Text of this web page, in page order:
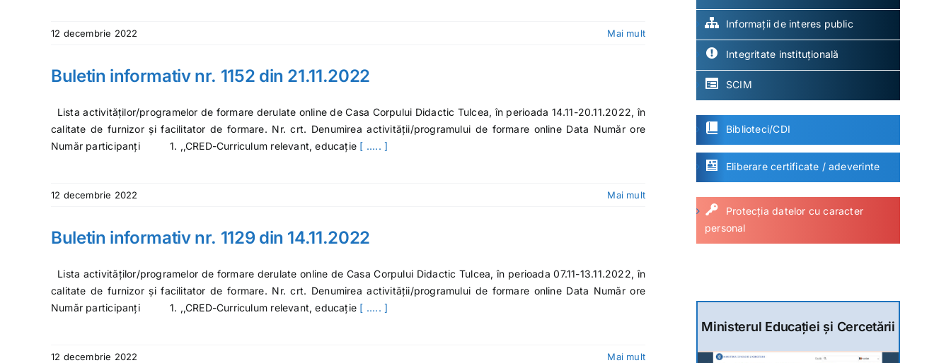
12 decembrie 2022 Mai mult
Buletin informativ nr. 1152 din 21.11.2022
Lista activităților/programelor de formare derulate online de Casa Corpului Didactic Tulcea, în perioada 14.11-20.11.2022, în
calitate de furnizor și facilitator de formare. Nr. crt. Denumirea activității/programului de formare online Data Număr ore
Număr participanți 1. ,,CRED-Curriculum relevant, educație [ ..... ]
12 decembrie 2022 Mai mult
Buletin informativ nr. 1129 din 14.11.2022
Lista activităților/programelor de formare derulate online de Casa Corpului Didactic Tulcea, în perioada 07.11-13.11.2022, în
calitate de furnizor și facilitator de formare. Nr. crt. Denumirea activității/programului de formare online Data Număr ore
Număr participanți 1. ,,CRED-Curriculum relevant, educație [ ..... ]
12 decembrie 2022 Mai mult
Informații de interes public
Integritate instituțională
SCIM
Biblioteci/CDI
Eliberare certificate / adeverinte
Protecția datelor cu caracter
personal
Ministerul Educației și Cercetării